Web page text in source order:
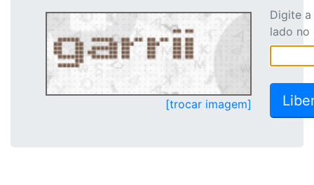
[trocar imagem]
Digite
lado no